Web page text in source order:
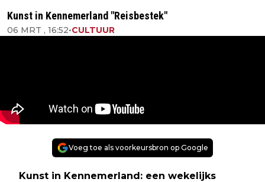
Kunst in Kennemerland "Reisbestek"
06 MRT , 16:52•CULTUUR
Voeg toe als voorkeursbron op Google
Kunst in Kennemerland: een wekelijks